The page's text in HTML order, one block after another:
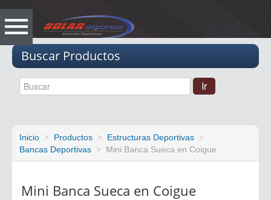
Buscar Productos
Inicio Productos
Estructuras Deportivas
Bancas Deportivas
Mini Banca Sueca en Coigue
Mini Banca Sueca en Coigue